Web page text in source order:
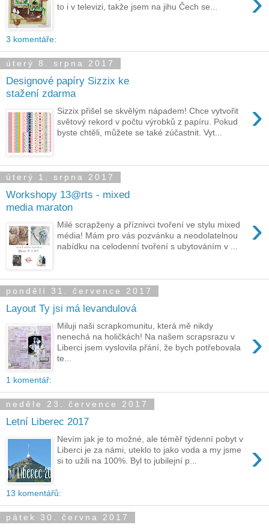
to i v televizi, takže jsem na jihu Čech se...
3 komentáře:
úterý 8. srpna 2017
Designové papíry Sizzix ke
stažení zdarma
›
Sizzix přišel se skvělým nápadem! Chce vytvořit
světový rekord v počtu výrobků z papíru. Pokud
byste chtěli, můžete se také zúčastnit. Vyt...
úterý 1. srpna 2017
Workshopy 13@rts - mixed
media maraton
›
Milé scrapženy a příznivci tvoření ve stylu mixed
média! Mám pro vás pozvánku a neodolatelnou
nabídku na celodenní tvoření s ubytováním v ...
pondělí 31. července 2017
Layout Ty jsi má levandulová
›
Miluji naši scrapkomunitu, která mě nikdy
nenechá na holičkách! Na našem scrapsrazu v
Liberci jsem vyslovila přání, že bych potřebovala
te...
1 komentář:
neděle 23. července 2017
Letní Liberec 2017
›
Nevím jak je to možné, ale téměř týdenní pobyt v
Liberci je za námi, uteklo to jako voda a my jsme
si to užili na 100%. Byl to jubilejní p...
13 komentářů:
pátek 30. června 2017